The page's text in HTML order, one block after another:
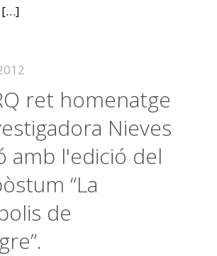
[…]
ret homenatge
Nieves
amb l'edició del
“La
de